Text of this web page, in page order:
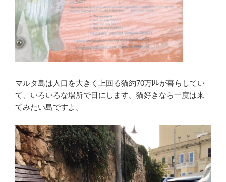
マルタ島は人口を大きく上回る猫約70万匹が暮らしてい
て、いろいろな場所で目にします。猫好きなら一度は来
てみたい島ですよ。